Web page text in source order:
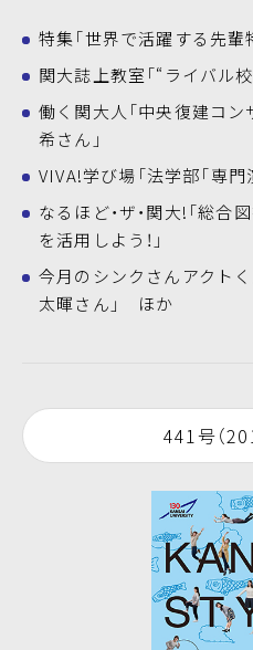
特集「世界で活躍する先輩
関大誌上教室「“ライバル
働く関大人「中央復建コ
希さん」
VIVA!学び場「法学部「専門
なるほど・ザ・関大!「総合
を活用しよう！」
今月のシンクさんアクト
太暉さん」 ほか
441号（